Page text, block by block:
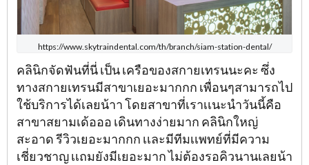
https://www.skytraindental.com/th/branch/siam-station-dental/
คลินิกจัดฟันที่นี่ เป็น เครือของสกายเทรนนะคะ ซึ่ง
ทางสกายเทรนมีสาขาเยอะมากกก เพื่อนๆสามารถไป
ใช้บริการได้เลยน้าา โดยสาขาที่เราเเนะนำวันนี้คือ
สาขาสยามเด้อออ เดินทางง่ายมาก คลินิกใหญ่
สะอาด รีวิวเยอะมากกก เเละมีทีมเเพทย์ที่มีความ
เชี่ยวชาญ เเถมยังมีเยอะมาก ไม่ต้องรอคิวนานเลยน้า